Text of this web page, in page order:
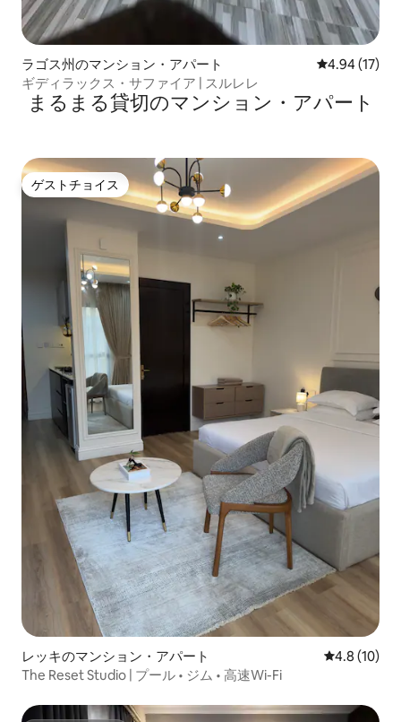
ラゴス州のマンション・アパート レビュー17
4.94 (17)
ギディラックス・サファイア | スルレレ
まるまる貸切のマンション・アパート
ゲストチョイス
ゲストチョイス
レッキのマンション・アパート レビュー10
4.8 (10)
The Reset Studio | プール • ジム • 高速Wi-Fi